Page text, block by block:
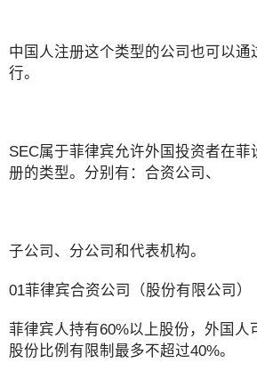
中国人注册这个类型的公司也可以通
行。
SEC属于菲律宾允许外国投资者在菲
册的类型。分别有：合资公司、
子公司、分公司和代表机构。
01菲律宾合资公司（股份有限公司）
菲律宾人持有60%以上股份，外国人
股份比例有限制最多不超过40%。